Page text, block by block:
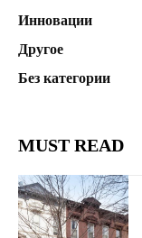
Инновации
Другое
Без категории
MUST READ